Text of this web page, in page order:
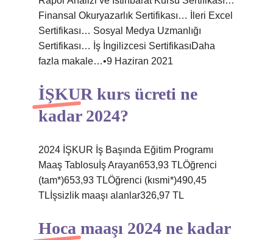
Finansal Okuryazarlık Sertifikası… İleri Excel
Sertifikası… Sosyal Medya Uzmanlığı
Sertifikası… İş İngilizcesi SertifikasıDaha
fazla makale…•9 Haziran 2021
İŞKUR kurs ücreti ne
kadar 2024?
2024 İŞKUR İş Başında Eğitim Programı
Maaş Tablosuİş Arayan653,93 TLÖğrenci
(tam*)653,93 TLÖğrenci (kısmi*)490,45
TLİşsizlik maaşı alanlar326,97 TL
Hoca maaşı 2024 ne kadar